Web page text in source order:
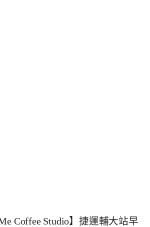
Coffee Studio】捷運輔大站早